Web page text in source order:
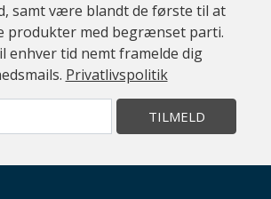
samt være blandt de første til at
produkter med begrænset parti.
enhver tid nemt framelde dig
Privatlivspolitik
TILMELD